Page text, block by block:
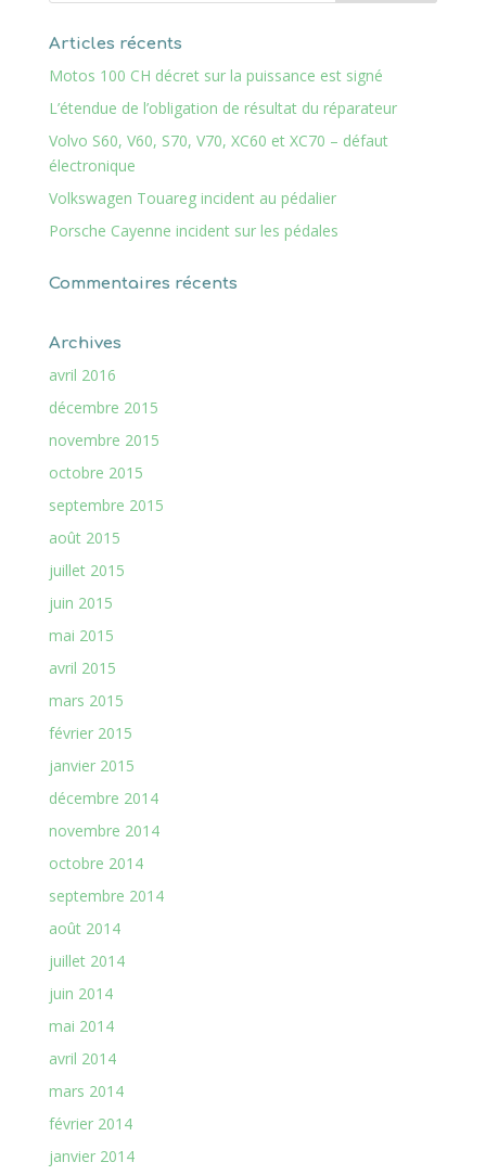
Articles récents
Motos 100 CH décret sur la puissance est signé
L’étendue de l’obligation de résultat du réparateur
Volvo S60, V60, S70, V70, XC60 et XC70 – défaut
électronique
Volkswagen Touareg incident au pédalier
Porsche Cayenne incident sur les pédales
Commentaires récents
Archives
avril 2016
décembre 2015
novembre 2015
octobre 2015
septembre 2015
août 2015
juillet 2015
juin 2015
mai 2015
avril 2015
mars 2015
février 2015
janvier 2015
décembre 2014
novembre 2014
octobre 2014
septembre 2014
août 2014
juillet 2014
juin 2014
mai 2014
avril 2014
mars 2014
février 2014
janvier 2014